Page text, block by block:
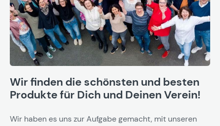
Wir finden die schönsten und besten
Produkte für Dich und Deinen Verein!
Wir haben es uns zur Aufgabe gemacht, mit unseren